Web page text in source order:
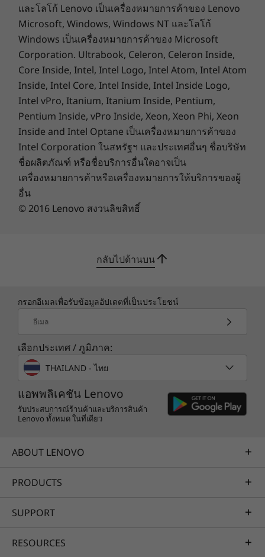
ประหยัดพื้นที่อย่างมีสไตล์
สะอาด และให้ดีไซน์ดูทันสมัย เข้ากันได้กับพื้นที่
ทำงานที่ปรับเปลี่ยนไป นอกจากนี้เครื่องพีซีเครื่องนี้
หลายแห่งรวมถึง Energy Star®8.0, EPEAT®Silver,
RoHS, และอีกมากมาย นอกจากนี้ยังได้รับการ
รับรองว่าเงียบกว่าจาก TÜV Rheinland ซึ่งทำให้พีซี
เครื่องนี้ทั้งรักษ์โลกและรักษ์พนักงานของคุณอีกด้วย
Expansion Slots
PCIe x 16
External Bay
Slim Optical Disc Drive
Power Supply
380W, 92%
310W, 92%
260W, 85%
180W, 85%
Green Certifications
TÜV Rheinland Low Noise
Specifications may vary depending upon region.
และโลโก้ Lenovo เป็นเครื่องหมายการค้าของ Lenovo
Microsoft, Windows, Windows NT และโลโก้
Windows เป็นเครื่องหมายการค้าของ Microsoft
Corporation. Ultrabook, Celeron, Celeron Inside,
Core Inside, Intel, Intel Logo, Intel Atom, Intel Atom
Inside, Intel Core, Intel Inside, Intel Inside Logo,
Intel vPro, Itanium, Itanium Inside, Pentium,
Pentium Inside, vPro Inside, Xeon, Xeon Phi, Xeon
Inside and Intel Optane เป็นเครื่องหมายการค้าของ
Intel Corporation ในสหรัฐฯ และประเทศอื่นๆ ชื่อบริษัท
ชื่อผลิตภัณฑ์ หรือชื่อบริการอื่นใดอาจเป็น
เครื่องหมายการค้าหรือเครื่องหมายการให้บริการของผู้
อื่น
© 2016 Lenovo สงวนลิขสิทธิ์
กลับไปด้านบน
กรอกอีเมลเพื่อรับข้อมูลอัปเดตที่เป็นประโยชน์
อีเมล
เลือกประเทศ / ภูมิภาค:
THAILAND - ไทย
แอพพลิเคชัน Lenovo
รับประสบการณ์ร้านค้าและบริการสินค้า
Lenovo ทั้งหมด ในที่เดียว
ABOUT LENOVO
PRODUCTS
SUPPORT
RESOURCES